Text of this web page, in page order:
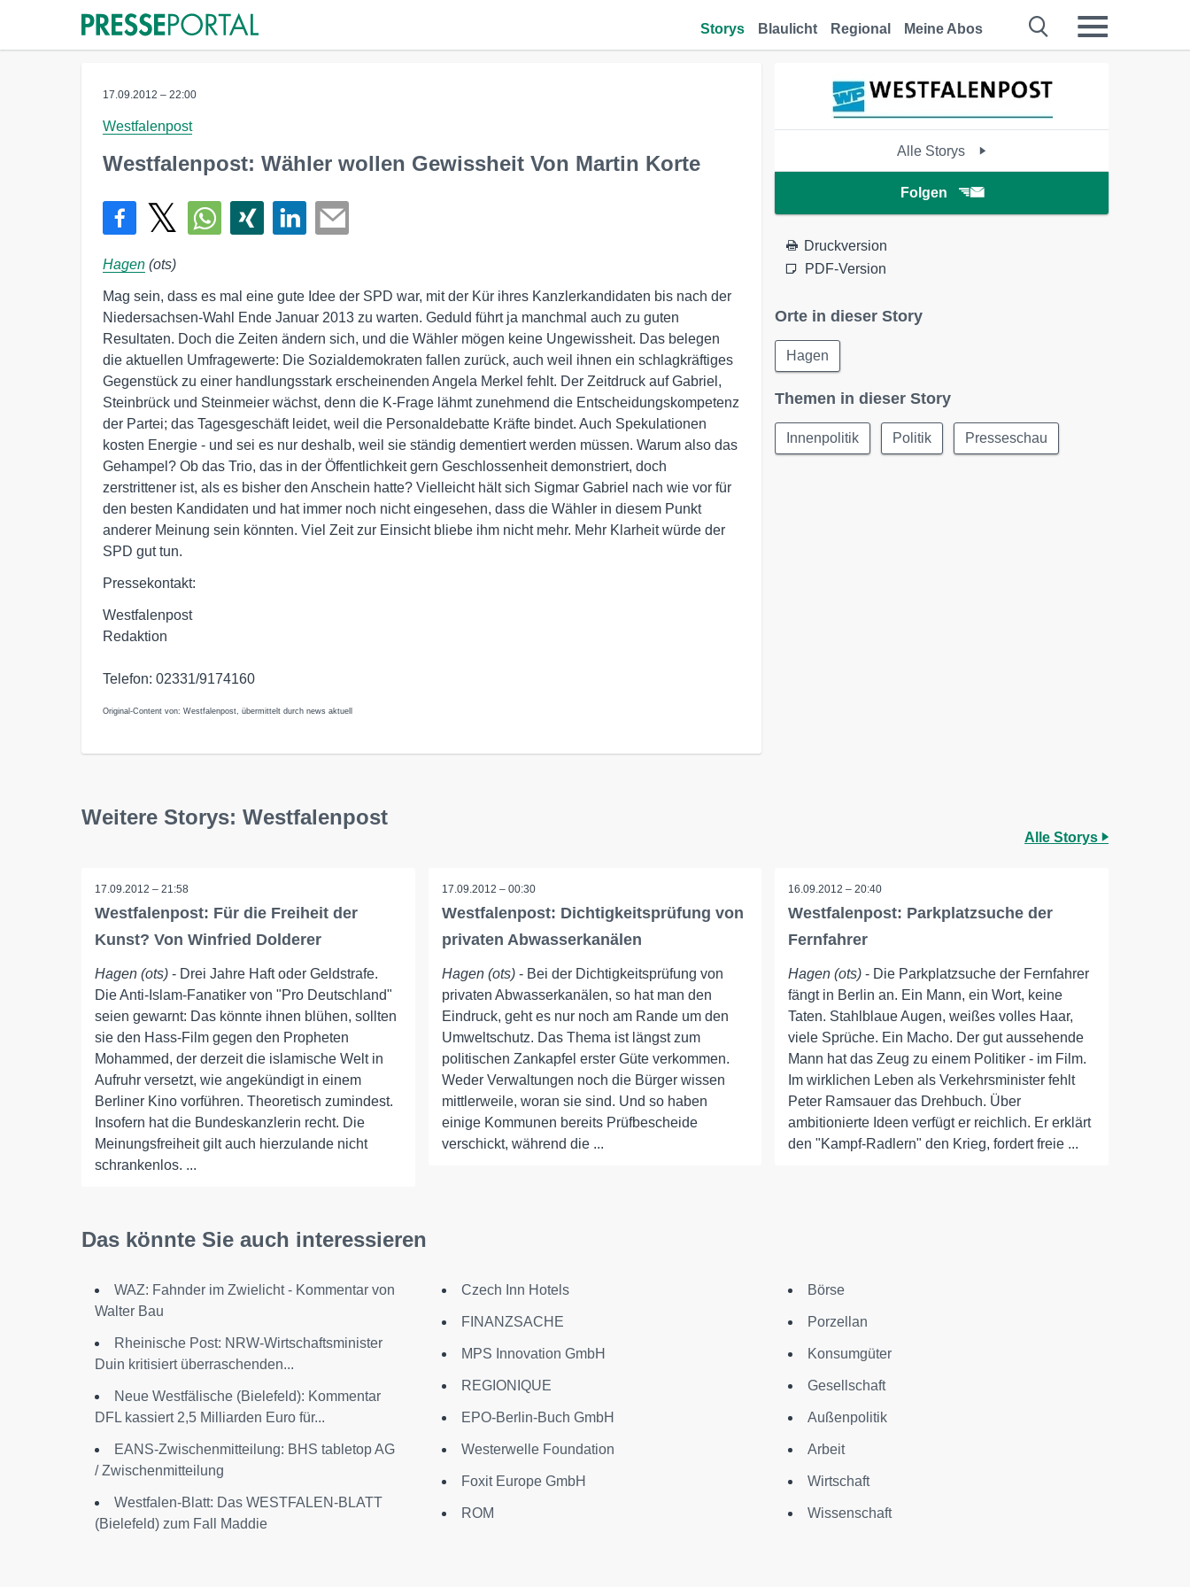
Storys Blaulicht Regional Meine Abos
17.09.2012 – 22:00
Westfalenpost
Westfalenpost: Wähler wollen Gewissheit Von Martin Korte
Hagen (ots)
Mag sein, dass es mal eine gute Idee der SPD war, mit der Kür ihres Kanzlerkandidaten bis nach der
Niedersachsen-Wahl Ende Januar 2013 zu warten. Geduld führt ja manchmal auch zu guten
Resultaten. Doch die Zeiten ändern sich, und die Wähler mögen keine Ungewissheit. Das belegen
die aktuellen Umfragewerte: Die Sozialdemokraten fallen zurück, auch weil ihnen ein schlagkräftiges
Gegenstück zu einer handlungsstark erscheinenden Angela Merkel fehlt. Der Zeitdruck auf Gabriel,
Steinbrück und Steinmeier wächst, denn die K-Frage lähmt zunehmend die Entscheidungskompetenz
der Partei; das Tagesgeschäft leidet, weil die Personaldebatte Kräfte bindet. Auch Spekulationen
kosten Energie - und sei es nur deshalb, weil sie ständig dementiert werden müssen. Warum also das
Gehampel? Ob das Trio, das in der Öffentlichkeit gern Geschlossenheit demonstriert, doch
zerstrittener ist, als es bisher den Anschein hatte? Vielleicht hält sich Sigmar Gabriel nach wie vor für
den besten Kandidaten und hat immer noch nicht eingesehen, dass die Wähler in diesem Punkt
anderer Meinung sein könnten. Viel Zeit zur Einsicht bliebe ihm nicht mehr. Mehr Klarheit würde der
SPD gut tun.
Pressekontakt:
Westfalenpost
Redaktion
Telefon: 02331/9174160
Original-Content von: Westfalenpost, übermittelt durch news aktuell
Alle Storys
Folgen
Druckversion
PDF-Version
Orte in dieser Story
Hagen
Themen in dieser Story
Innenpolitik Politik Presseschau
Weitere Storys: Westfalenpost
Alle Storys
17.09.2012 – 21:58
Westfalenpost: Für die Freiheit der
Kunst? Von Winfried Dolderer
Hagen (ots) - Drei Jahre Haft oder Geldstrafe.
Die Anti-Islam-Fanatiker von "Pro Deutschland"
seien gewarnt: Das könnte ihnen blühen, sollten
sie den Hass-Film gegen den Propheten
Mohammed, der derzeit die islamische Welt in
Aufruhr versetzt, wie angekündigt in einem
Berliner Kino vorführen. Theoretisch zumindest.
Insofern hat die Bundeskanzlerin recht. Die
Meinungsfreiheit gilt auch hierzulande nicht
schrankenlos. ...
17.09.2012 – 00:30
Westfalenpost: Dichtigkeitsprüfung von
privaten Abwasserkanälen
Hagen (ots)- Bei der Dichtigkeitsprüfung von
privaten Abwasserkanälen, so hat man den
Eindruck, geht es nur noch am Rande um den
Umweltschutz. Das Thema ist längst zum
politischen Zankapfel erster Güte verkommen.
Weder Verwaltungen noch die Bürger wissen
mittlerweile, woran sie sind. Und so haben
einige Kommunen bereits Prüfbescheide
verschickt, während die ...
16.09.2012 – 20:40
Westfalenpost: Parkplatzsuche der
Fernfahrer
Hagen (ots) - Die Parkplatzsuche der Fernfahrer
fängt in Berlin an. Ein Mann, ein Wort, keine
Taten. Stahlblaue Augen, weißes volles Haar,
viele Sprüche. Ein Macho. Der gut aussehende
Mann hat das Zeug zu einem Politiker - im Film.
Im wirklichen Leben als Verkehrsminister fehlt
Peter Ramsauer das Drehbuch. Über
ambitionierte Ideen verfügt er reichlich. Er erklärt
den "Kampf-Radlern" den Krieg, fordert freie ...
Das könnte Sie auch interessieren
WAZ: Fahnder im Zwielicht - Kommentar von
Walter Bau
Rheinische Post: NRW-Wirtschaftsminister
Duin kritisiert überraschenden...
Neue Westfälische (Bielefeld): Kommentar
DFL kassiert 2,5 Milliarden Euro für...
EANS-Zwischenmitteilung: BHS tabletop AG
/ Zwischenmitteilung
Westfalen-Blatt: Das WESTFALEN-BLATT
(Bielefeld) zum Fall Maddie
Czech Inn Hotels
FINANZSACHE
MPS Innovation GmbH
REGIONIQUE
EPO-Berlin-Buch GmbH
Westerwelle Foundation
Foxit Europe GmbH
ROM
Börse
Porzellan
Konsumgüter
Gesellschaft
Außenpolitik
Arbeit
Wirtschaft
Wissenschaft